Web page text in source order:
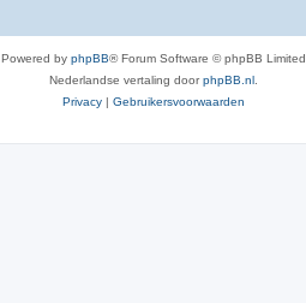
Powered by phpBB® Forum Software © phpBB Limited
Nederlandse vertaling doorphpBB.nl
Privacy | Gebruikersvoorwaarden